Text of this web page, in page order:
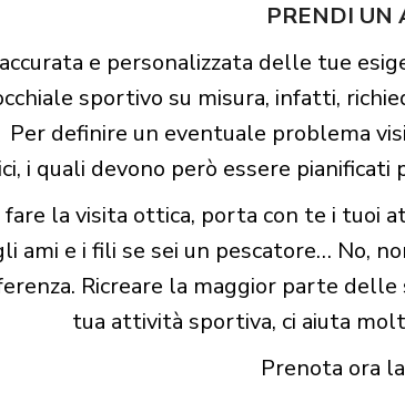
PRENDI UN
e personalizzata delle tue
sportivo su misura, infatti,
Per definire un eventuale problema
i quali devono però essere
fare la visita ottica, porta con te i tuoi
ami e i fili se sei un pescatore… No,
Ricreare la maggior parte
tua attività sportiva, ci aiuta
Prenota ora